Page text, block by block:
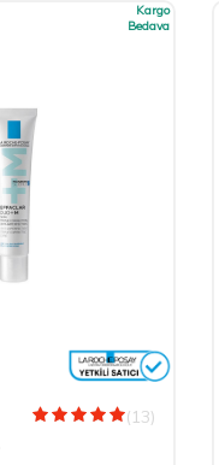
Kargo
Bedava
(13)